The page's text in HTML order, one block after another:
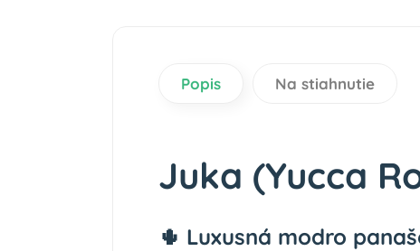
Popis Na stiahnutie
Juka (Yucca
🌵 Luxusná modro